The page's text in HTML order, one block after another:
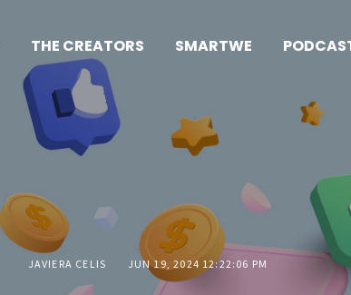
THE CREATORS SMARTWE
JAVIERA CELIS JUN 19, 2024 12:22:06 PM